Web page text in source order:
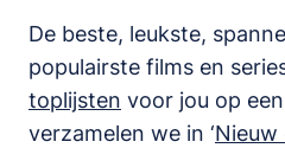
De beste, leukste,
populairste films en
toplijsten voor jou op
verzamelen we in ‘Nieuw